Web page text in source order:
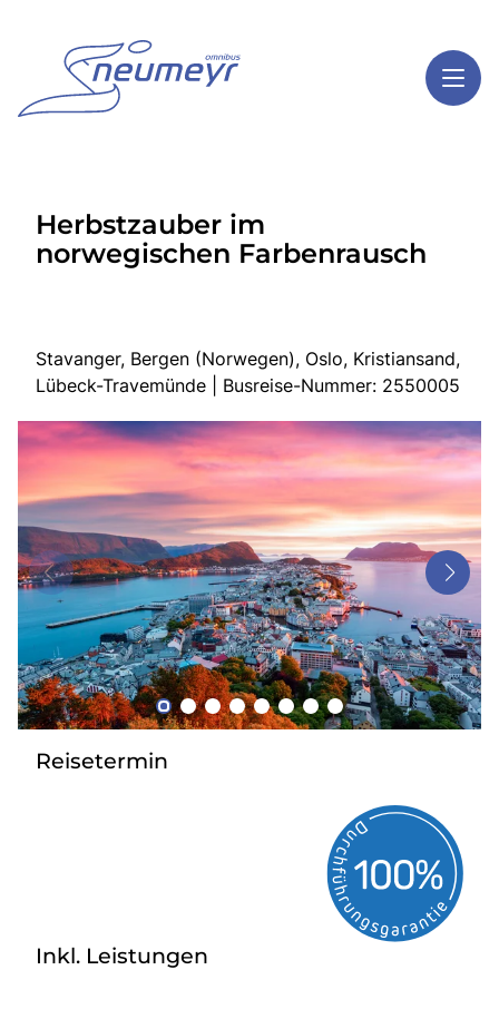
Highlights
Service
Mehrtagesreisen
Tagesreisen
Bus anmieten
Service
Kontakt
Herbstzauber im
norwegischen Farbenrausch
Stavanger, Bergen (Norwegen), Oslo, Kristiansand,
Lübeck-Travemünde | Busreise-Nummer: 2550005
Reisetermin
Inkl. Leistungen